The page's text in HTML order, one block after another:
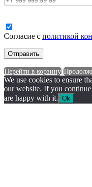
Согласие с политикой
Перейти в корзину
We use cookies to ensure
our website. If you
are happy with it. Ok